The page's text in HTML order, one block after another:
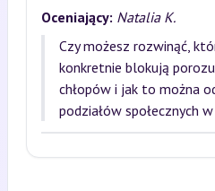
Oceniający: Natalia K.
Czy możesz rozwinąć,
konkretnie blokują
chłopów i jak to można
podziałów społecznych